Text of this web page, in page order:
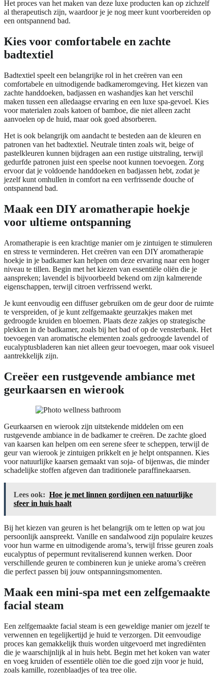
Het proces van het maken van deze luxe producten kan op zichzelf
al therapeutisch zijn, waardoor je je nog meer kunt voorbereiden op
een ontspannend bad.
Kies voor comfortabele en zachte
badtextiel
Badtextiel speelt een belangrijke rol in het creëren van een
comfortabele en uitnodigende badkameromgeving. Het kiezen van
zachte handdoeken, badjassen en washandjes kan het verschil
maken tussen een alledaagse ervaring en een luxe spa-gevoel. Kies
voor materialen zoals katoen of bamboe, die niet alleen zacht
aanvoelen op de huid, maar ook goed absorberen.
Het is ook belangrijk om aandacht te besteden aan de kleuren en
patronen van het badtextiel. Neutrale tinten zoals wit, beige of
pastelkleuren kunnen bijdragen aan een rustige uitstraling, terwijl
gedurfde patronen juist een speelse noot kunnen toevoegen. Zorg
ervoor dat je voldoende handdoeken en badjassen hebt, zodat je
jezelf kunt omhullen in comfort na een verfrissende douche of
ontspannend bad.
Maak een DIY aromatherapie hoekje
voor ultieme ontspanning
Aromatherapie is een krachtige manier om je zintuigen te stimuleren
en stress te verminderen. Het creëren van een DIY aromatherapie
hoekje in je badkamer kan helpen om deze ervaring naar een hoger
niveau te tillen. Begin met het kiezen van essentiële oliën die je
aanspreken; lavendel is bijvoorbeeld bekend om zijn kalmerende
eigenschappen, terwijl citroen verfrissend werkt.
Je kunt eenvoudig een diffuser gebruiken om de geur door de ruimte
te verspreiden, of je kunt zelfgemaakte geurzakjes maken met
gedroogde kruiden en bloemen. Plaats deze zakjes op strategische
plekken in de badkamer, zoals bij het bad of op de vensterbank. Het
toevoegen van aromatische elementen zoals gedroogde lavendel of
eucalyptusbladeren kan niet alleen geur toevoegen, maar ook visueel
aantrekkelijk zijn.
Creëer een rustgevende ambiance met
geurkaarsen en wierook
Geurkaarsen en wierook zijn uitstekende middelen om een
rustgevende ambiance in de badkamer te creëren. De zachte gloed
van kaarsen kan helpen om een serene sfeer te scheppen, terwijl de
geur van wierook je zintuigen prikkelt en je helpt ontspannen. Kies
voor natuurlijke kaarsen gemaakt van soja- of bijenwas, die minder
schadelijke stoffen afgeven dan traditionele paraffinekaarsen.
Lees ook: Hoe je met linnen gordijnen een natuurlijke
sfeer in huis haalt
Bij het kiezen van geuren is het belangrijk om te letten op wat jou
persoonlijk aanspreekt. Vanille en sandalwood zijn populaire keuzes
voor hun warme en uitnodigende aroma’s, terwijl frisse geuren zoals
eucalyptus of pepermunt revitaliserend kunnen werken. Door
verschillende geuren te combineren kun je unieke aroma’s creëren
die perfect passen bij jouw ontspanningsmomenten.
Maak een mini-spa met een zelfgemaakte
facial steam
Een zelfgemaakte facial steam is een geweldige manier om jezelf te
verwennen en tegelijkertijd je huid te verzorgen. Dit eenvoudige
proces kan gemakkelijk thuis worden uitgevoerd met ingrediënten
die je waarschijnlijk al in huis hebt. Begin met het koken van water
en voeg kruiden of essentiële oliën toe die goed zijn voor je huid,
zoals kamille, rozenblaadjes of tea tree olie.